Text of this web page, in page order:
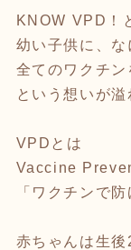
KNOW VPD！
幼い子供に、な
全てのワクチン
という想いが溢
VPDとは
Vaccine
「ワクチンで
赤ちゃんは生